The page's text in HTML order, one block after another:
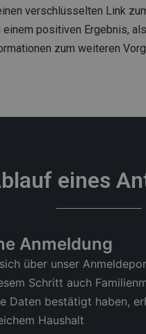
verschlüsselten Link
positiven Ergebnis,
zum weiteren
eines
Anmeldung
über unser
Schritt auch
Daten bestätigt haben,
Haushalt